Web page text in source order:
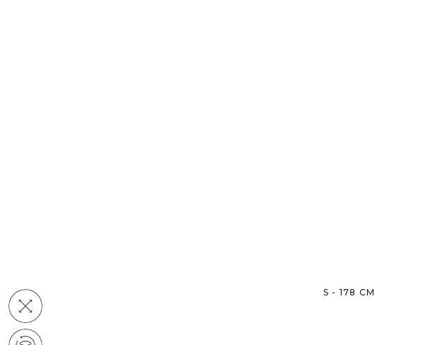
S - 178 CM